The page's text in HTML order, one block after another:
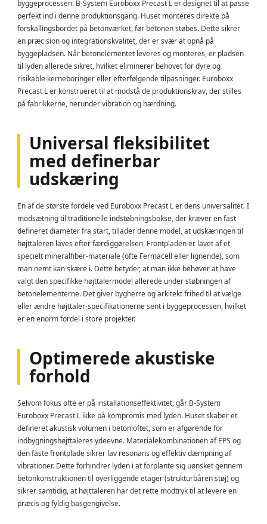
byggeprocessen. B-System Euroboxx Precast L er designet til at passe
perfekt ind i denne produktionsgang. Huset monteres direkte på
forskallingsbordet på betonværket, før betonen støbes. Dette sikrer
en præcision og integrationskvalitet, der er svær at opnå på
byggepladsen. Når betonelementet leveres og monteres, er pladsen
til lyden allerede sikret, hvilket eliminerer behovet for dyre og
risikable kerneboringer eller efterfølgende tilpasninger. Euroboxx
Precast L er konstrueret til at modstå de produktionskrav, der stilles
på fabrikkerne, herunder vibration og hærdning.
Universal fleksibilitet
med definerbar
udskæring
En af de største fordele ved Euroboxx Precast L er dens universalitet. I
modsætning til traditionelle indstøbningsbokse, der kræver en fast
defineret diameter fra start, tillader denne model, at udskæringen til
højttaleren laves efter færdiggørelsen. Frontpladen er lavet af et
specielt mineralfiber-materiale (ofte Fermacell eller lignende), som
man nemt kan skære i. Dette betyder, at man ikke behøver at have
valgt den specifikke højttalermodel allerede under støbningen af
betonelementerne. Det giver bygherre og arkitekt frihed til at vælge
eller ændre højttaler-specifikationerne sent i byggeprocessen, hvilket
er en enorm fordel i store projekter.
Optimerede akustiske
forhold
Selvom fokus ofte er på installationseffektivitet, går B-System
Euroboxx Precast L ikke på kompromis med lyden. Huset skaber et
defineret akustisk volumen i betonloftet, som er afgørende for
indbygningshøjttaleres ydeevne. Materialekombinationen af EPS og
den faste frontplade sikrer lav resonans og effektiv dæmpning af
vibrationer. Dette forhindrer lyden i at forplante sig uønsket gennem
betonkonstruktionen til overliggende etager (strukturbåren støj) og
sikrer samtidig, at højttaleren har det rette modtryk til at levere en
præcis og fyldig basgengivelse.